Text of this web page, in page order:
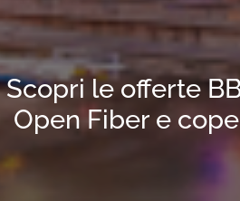
Scopri le offerte
Open Fiber e